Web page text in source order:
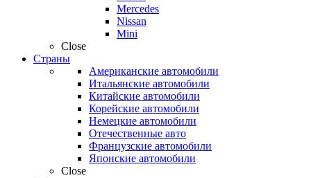
Mercedes
Nissan
Mini
Close
Страны
Американские автомобили
Итальянские автомобили
Китайские автомобили
Корейские автомобили
Немецкие автомобили
Отечественные авто
Французские автомобили
Японские автомобили
Close